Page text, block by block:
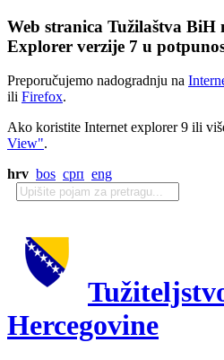
Web stranica Tužilaštva BiH
Explorer verzije 7 u
Preporučujemo nadogradnju na
ili Firefox.
Ako koristite Internet explorer 9 ili
View".
hrv bos срп eng
Hercegovine